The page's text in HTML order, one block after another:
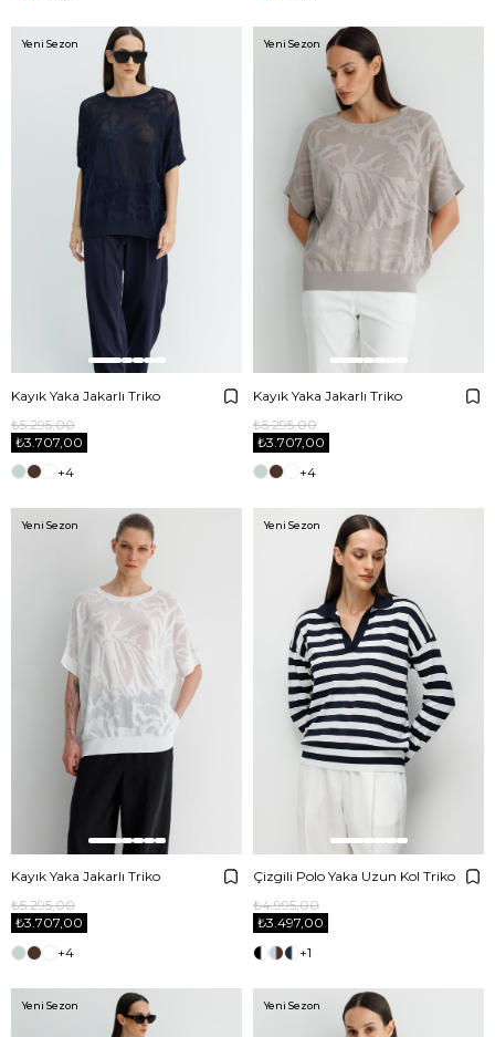
Kayık Yaka Jakarlı Triko
₺3.707,00
₺5.295,00
+4
Yeni Sezon
Kayık Yaka Jakarlı Triko
₺3.707,00
₺5.295,00
+4
Yeni Sezon
Kayık Yaka Jakarlı Triko
₺3.707,00
₺5.295,00
+4
Yeni Sezon
Çizgili Polo Yaka Uzun Kol Triko
₺3.497,00
₺4.995,00
+1
Yeni Sezon
Yeni Sezon Yeni Sezon